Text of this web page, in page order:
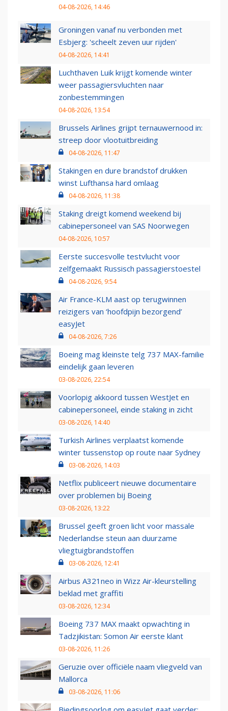
04-08-2026, 14:46
Groningen vanaf nu verbonden met
Esbjerg: 'scheelt zeven uur rijden'
04-08-2026, 14:41
Luchthaven Luik krijgt komende winter
weer passagiersvluchten naar
zonbestemmingen
04-08-2026, 13:54
Brussels Airlines grijpt ternauwernood in:
streep door vlootuitbreiding
04-08-2026, 11:47
Stakingen en dure brandstof drukken
winst Lufthansa hard omlaag
04-08-2026, 11:38
Staking dreigt komend weekend bij
cabinepersoneel van SAS Noorwegen
04-08-2026, 10:57
Eerste succesvolle testvlucht voor
zelfgemaakt Russisch passagierstoestel
04-08-2026, 9:54
Air France-KLM aast op terugwinnen
reizigers van ‘hoofdpijn bezorgend’
easyJet
04-08-2026, 7:26
Boeing mag kleinste telg 737 MAX-familie
eindelijk gaan leveren
03-08-2026, 22:54
Voorlopig akkoord tussen WestJet en
cabinepersoneel, einde staking in zicht
03-08-2026, 14:40
Turkish Airlines verplaatst komende
winter tussenstop op route naar Sydney
03-08-2026, 14:03
Netflix publiceert nieuwe documentaire
over problemen bij Boeing
03-08-2026, 13:22
Brussel geeft groen licht voor massale
Nederlandse steun aan duurzame
vliegtuigbrandstoffen
03-08-2026, 12:41
Airbus A321neo in Wizz Air-kleurstelling
beklad met graffiti
03-08-2026, 12:34
Boeing 737 MAX maakt opwachting in
Tadzjikistan: Somon Air eerste klant
03-08-2026, 11:26
Geruzie over officiële naam vliegveld van
Mallorca
03-08-2026, 11:06